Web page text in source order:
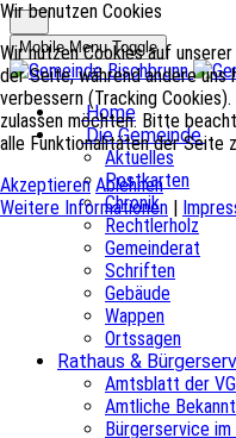
Mobile Menu Toggle
Home
Die Gemeinde
Aktuelles
Postkarten
Chronik
Rechtlerholz
Gemeinderat
Schriften
Gebäude
Wappen
Ortssagen
Rathaus &
Amtsblatt der
Amtliche
Bürgerservice im
Wir benutzen Cookies
Wir nutzen Cookies auf
der Seite, während andere
verbessern (Tracking
zulassen möchten. Bitte
alle Funktionalitäten der Seite
Akzeptieren Ablehnen
Weitere Informationen |